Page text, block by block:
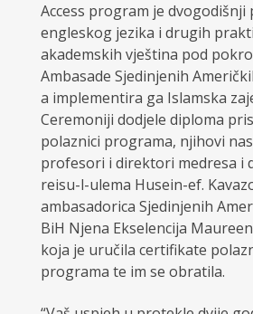
Access program je
engleskog jezika i drugih
akademskih vještina pod
Ambasade Sjedinjenih
a implementira ga Islamska
Ceremoniji dodjele diploma
polaznici programa, njihovi
profesori i direktori medresa i
reisu-l-ulema Husein-ef.
ambasadorica Sjedinjenih
BiH Njena Ekselencija
koja je uručila certifikate
programa te im se obratila.